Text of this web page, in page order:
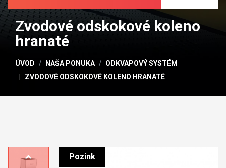
Zvodové odskokové koleno
hranaté
ÚVOD NAŠA PONUKA
ODKVAPOVÝ SYSTÉM
ZVODOVÉ ODSKOKOVÉ KOLENO HRANATÉ
Pozink